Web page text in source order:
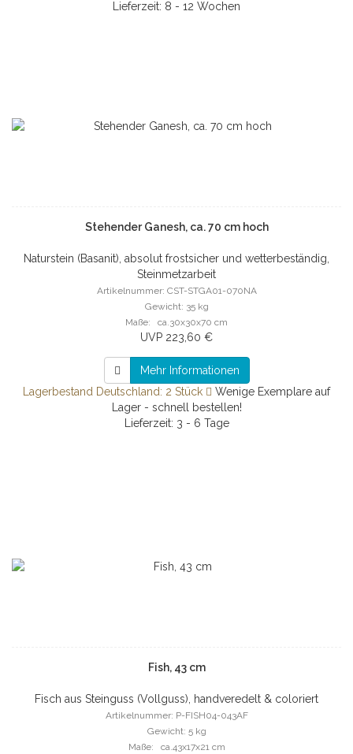
Lieferzeit: 8 - 12 Wochen
Stehender Ganesh, ca. 70 cm hoch
Naturstein (Basanit), absolut frostsicher und wetterbeständig,
Steinmetzarbeit
Artikelnummer: CST-STGA01-070NA
Gewicht: 35 kg
Maße: ca.30x30x70 cm
UVP 223,60 €
Mehr Informationen
Lagerbestand Deutschland: 2 Stück
Wenige Exemplare auf
Lager - schnell bestellen!
Lieferzeit: 3 - 6 Tage
Fish, 43 cm
Fisch aus Steinguss (Vollguss), handveredelt & coloriert
Artikelnummer: P-FISH04-043AF
Gewicht: 5 kg
Maße: ca.43x17x21 cm